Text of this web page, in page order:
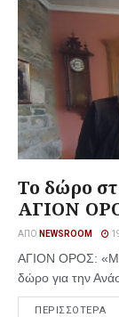
Το δώρο
ΑΓΙΟΝ
ΑΠΌ NEWSROOM
ΑΓΙΟΝ ΟΡΟΣ: «Με
δώρο για την
ΠΕΡΙΣΣΟΤΕΡΑ